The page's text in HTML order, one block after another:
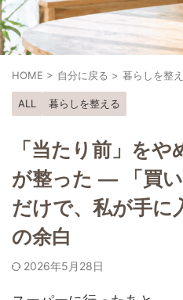
HOME > 自分に戻る > 暮らしを整
ALL 暮らしを整える
「当たり前」を
が整った ― 「買い
だけで、私が手に
の余白
2026年5月28日